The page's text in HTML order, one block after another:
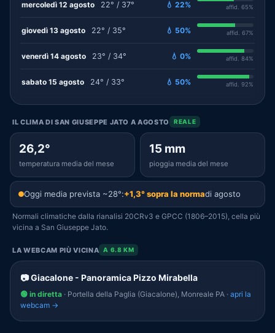
mercoledì 12 agosto 22° / 37° 💧 22% affid. 65%
giovedì 13 agosto 22° / 35° 💧 50% affid. 67%
venerdì 14 agosto 23° / 34° 💧 0% affid. 84%
sabato 15 agosto 24° / 33° 💧 50% affid. 92%
IL CLIMA DI SAN GIUSEPPE JATO A AGOSTO REALE
26,2°
temperatura media del mese
15 mm
pioggia media del mese
Oggi media prevista ~28°:+1,3° sopra la normadi agosto
Normali climatiche dalla rianalisi 20CRv3 e GPCC (1806–2015), cella più
vicina a San Giuseppe Jato.
LA WEBCAM PIÙ VICINA A 6.8 KM
📷 Giacalone - Panoramica Pizzo Mirabella
🟢 in diretta · Portella della Paglia (Giacalone), Monreale PA · apri la
webcam →